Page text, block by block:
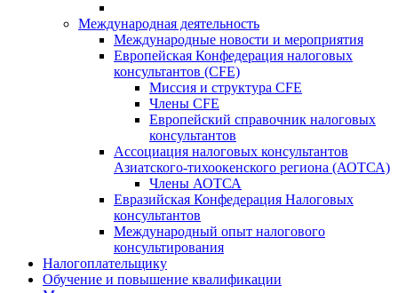
Международная деятельность
Международные новости и мероприятия
Европейская Конфедерация налоговых
консультантов (CFE)
Миссия и структура CFE
Члены CFE
Европейский справочник налоговых
консультантов
Ассоциация налоговых консультантов
Азиатского-тихоокенского региона (АОТСА)
Члены АОТСА
Евразийская Конфедерация Налоговых
консультантов
Международный опыт налогового
консультирования
Налогоплательщику
Обучение и повышение квалификации